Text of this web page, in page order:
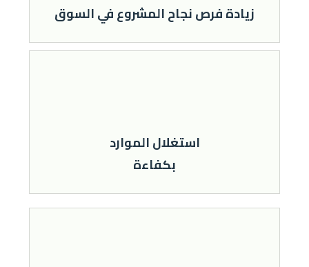
زﻳﺎدة ﻓﺮص ﻧﺠﺎح اﻟﻤﺸﺮوع ﻓﻲ اﻟﺴﻮق
اﺳﺘﻐﻼل اﻟﻤﻮارد
ﺑﻜﻔﺎءة